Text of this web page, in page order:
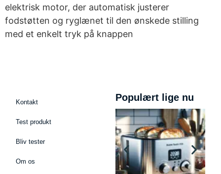
elektrisk motor, der automatisk justerer
fodstøtten og ryglænet til den ønskede stilling
med et enkelt tryk på knappen
Kontakt
Test produkt
Bliv tester
Om os
Populært lige nu